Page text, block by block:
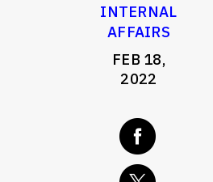
INTERNAL
AFFAIRS
FEB 18,
2022